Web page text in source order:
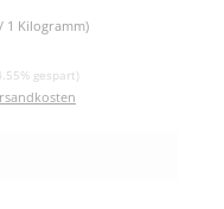
1 Kilogramm)
gespart)